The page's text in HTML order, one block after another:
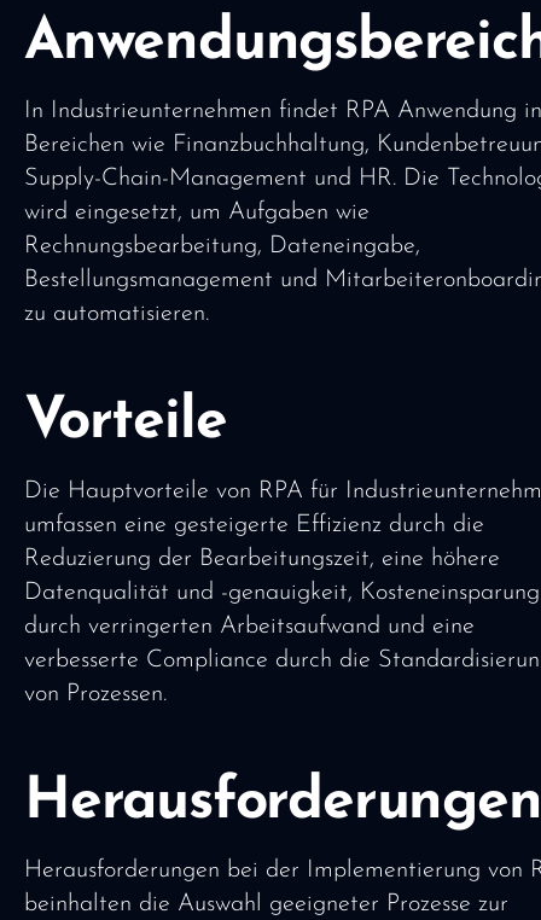
In Industrieunternehmen findet RPA Anwendung in
Bereichen wie Finanzbuchhaltung,
Supply-Chain-Management und HR. Die
wird eingesetzt, um Aufgaben wie
Rechnungsbearbeitung, Dateneingabe,
Bestellungsmanagement und
zu automatisieren.
Vorteile
Die Hauptvorteile von RPA für
umfassen eine gesteigerte Effizienz durch die
Reduzierung der Bearbeitungszeit, eine höhere
Datenqualität und -genauigkeit,
durch verringerten Arbeitsaufwand und eine
verbesserte Compliance durch die
von Prozessen.
Herausforderungen
Herausforderungen bei der Implementierung von
beinhalten die Auswahl geeigneter Prozesse zur